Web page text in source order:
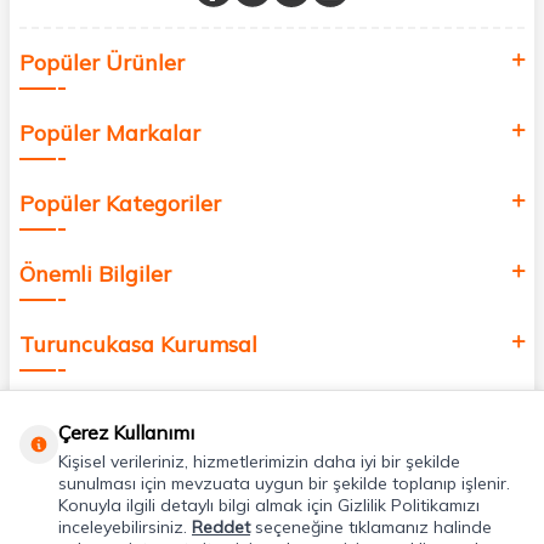
değer katmak için bize katılın!
Popüler Ürünler
Popüler Markalar
Popüler Kategoriler
Önemli Bilgiler
Turuncukasa Kurumsal
Uygulamalarımız
Çerez Kullanımı
Kişisel verileriniz, hizmetlerimizin daha iyi bir şekilde
sunulması için mevzuata uygun bir şekilde toplanıp işlenir.
Konuyla ilgili detaylı bilgi almak için Gizlilik Politikamızı
inceleyebilirsiniz. Reddetseçeneğine tıklamanız halinde